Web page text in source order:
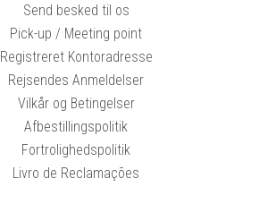
Send besked til os
Pick-up / Meeting point
Registreret Kontoradresse
Rejsendes Anmeldelser
Vilkår og Betingelser
Afbestillingspolitik
Fortrolighedspolitik
Livro de Reclamações